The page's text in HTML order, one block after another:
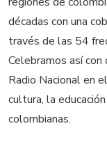
décadas con una
través de las 54
Celebramos así
Radio Nacional en
cultura, la
colombianas.